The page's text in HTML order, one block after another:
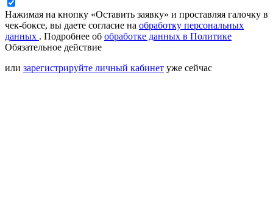
Нажимая на кнопку «Оставить заявку» и проставляя галочку в
чек-боксе, вы даете согласие на обработку персональных
данных . Подробнее об обработке данных в Политике
Обязательное действие
или зарегистрируйте личный кабинет уже сейчас